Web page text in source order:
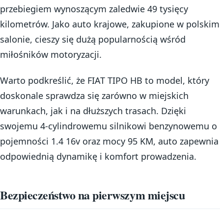
przebiegiem wynoszącym zaledwie 49 tysięcy
kilometrów. Jako auto krajowe, zakupione w polskim
salonie, cieszy się dużą popularnością wśród
miłośników motoryzacji.
Warto podkreślić, że FIAT TIPO HB to model, który
doskonale sprawdza się zarówno w miejskich
warunkach, jak i na dłuższych trasach. Dzięki
swojemu 4-cylindrowemu silnikowi benzynowemu o
pojemności 1.4 16v oraz mocy 95 KM, auto zapewnia
odpowiednią dynamikę i komfort prowadzenia.
Bezpieczeństwo na pierwszym miejscu